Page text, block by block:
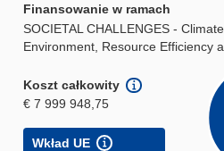
Finansowanie w ramach
SOCIETAL CHALLENGES -
Environment, Resource Efficiency
Koszt całkowity
€ 7 999 948,75
Wkład UE